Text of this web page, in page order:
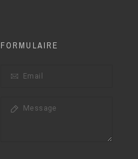
FORMULAIRE